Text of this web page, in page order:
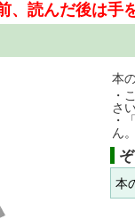
、読んだ後は手
本
・
さ
・
ん
本